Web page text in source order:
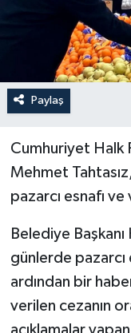
Paylaş
Cumhuriyet Halk
Mehmet
pazarcı esnafı
Belediye
günlerde pazarcı
ardından bir
verilen cezanın
TEKNOLOJİ